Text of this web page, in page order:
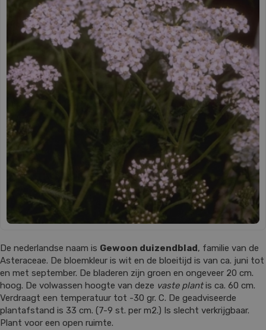
De nederlandse naam is Gewoon duizendblad, familie van de
Asteraceae. De bloemkleur is wit en de bloeitijd is van ca. juni tot
en met september. De bladeren zijn groen en ongeveer 20 cm.
hoog. De volwassen hoogte van deze vaste plantis ca. 60 cm.
Verdraagt een temperatuur tot -30 gr. C. De geadviseerde
plantafstand is 33 cm. (7-9 st. per m2.) Is slecht verkrijgbaar.
Plant voor een open ruimte.